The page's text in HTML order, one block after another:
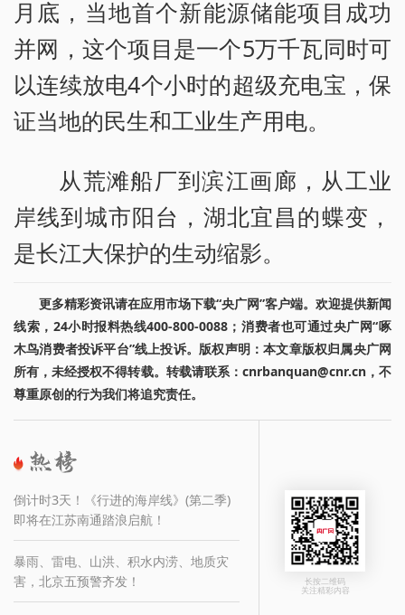
月底，当地首个新能源储能项目成功
并网，这个项目是一个5万千瓦同时可
以连续放电4个小时的超级充电宝，保
证当地的民生和工业生产用电。
从荒滩船厂到滨江画廊，从工业
岸线到城市阳台，湖北宜昌的蝶变，
是长江大保护的生动缩影。
更多精彩资讯请在应用市场下载“央广网”客户端。欢迎提供新闻
线索，24小时报料热线400-800-0088；消费者也可通过央广网“啄
木鸟消费者投诉平台”线上投诉。版权声明：本文章版权归属央广网
所有，未经授权不得转载。转载请联系：cnrbanquan@cnr.cn，不
尊重原创的行为我们将追究责任。
倒计时3天！《行进的海岸线》(第二季)
即将在江苏南通踏浪启航！
暴雨、雷电、山洪、积水内涝、地质灾
害，北京五预警齐发！
长按二维码
关注精彩内容